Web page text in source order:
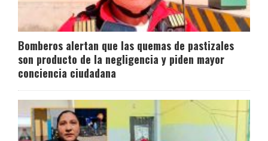
Bomberos alertan que las quemas de pastizales
son producto de la negligencia y piden mayor
conciencia ciudadana